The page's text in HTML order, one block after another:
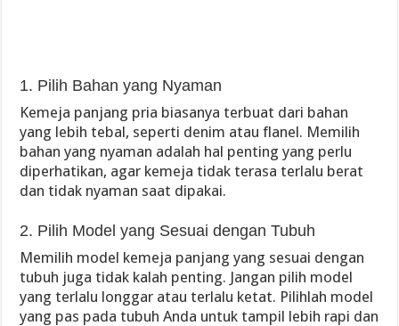
1. Pilih Bahan yang Nyaman
Kemeja panjang pria biasanya terbuat dari bahan
yang lebih tebal, seperti denim atau flanel. Memilih
bahan yang nyaman adalah hal penting yang perlu
diperhatikan, agar kemeja tidak terasa terlalu berat
dan tidak nyaman saat dipakai.
2. Pilih Model yang Sesuai dengan Tubuh
Memilih model kemeja panjang yang sesuai dengan
tubuh juga tidak kalah penting. Jangan pilih model
yang terlalu longgar atau terlalu ketat. Pilihlah model
yang pas pada tubuh Anda untuk tampil lebih rapi dan